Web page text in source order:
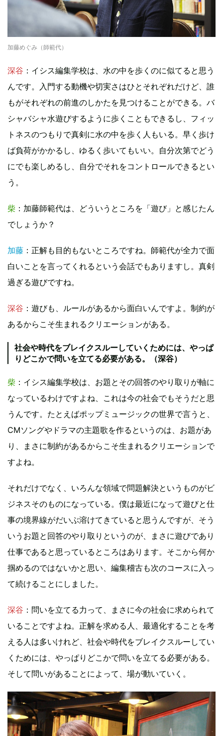
加藤めぐみ（師範代）
深谷 ：イシス編集学校は、水の中を歩くのに似てると思う
んです。入門する動機や切実さはひとそれぞれだけど、誰
もがそれぞれの前進のしかたを見つけることができる。バ
シャバシャ水遊びするように歩くこともできるし、フィッ
トネスのつもりで真剣に水の中を歩く人もいる。早く歩け
ば負荷がかかるし、ゆるく歩いてもいい。自分次第でどう
にでも楽しめるし、自分でそれをコントロールできるとい
う。
柴 ：加藤師範代は、どういうところを「遊び」と感じたん
でしょうか？
加藤 ：正解も目的もないところですね。師範代が全力で面
白いことを言ってくれるという会話でもありますし。真剣
過ぎる遊びですね。
深谷 ：遊びも、ルールがあるから面白いんですよ。制約が
あるからこそ生まれるクリエーションがある。
社会や時代をブレイクスルーしていくためには、やっぱ
りどこかで問いを立てる必要がある。（深谷）
柴 ：イシス編集学校は、お題とその回答のやり取りが軸に
なっているわけですよね、これは今の社会でもそうだと思
うんです。たとえばポップミュージックの世界で言うと、
CMソングやドラマの主題歌を作るというのは、お題があ
り、まさに制約があるからこそ生まれるクリエーションで
すよね。
それだけでなく、いろんな領域で問題解決というものがビ
ジネスそのものになっている。僕は最近になって遊びと仕
事の境界線がだいぶ溶けてきていると思うんですが、そう
いうお題と回答のやり取りというのが、まさに遊びであり
仕事であると思っているところはあります。そこから何か
掴めるのではないかと思い、編集稽古も次のコースに入っ
て続けることにしました。
深谷 ：問いを立てる力って、まさに今の社会に求められて
いることですよね。正解を求める人、最適化することを考
える人は多いけれど、社会や時代をブレイクスルーしてい
くためには、やっぱりどこかで問いを立てる必要がある。
そして問いがあることによって、場が動いていく。